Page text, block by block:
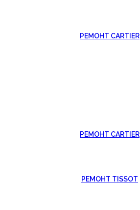
РЕМОНТ CARTIER
РЕМОНТ CARTIER
РЕМОНТ TISSOT